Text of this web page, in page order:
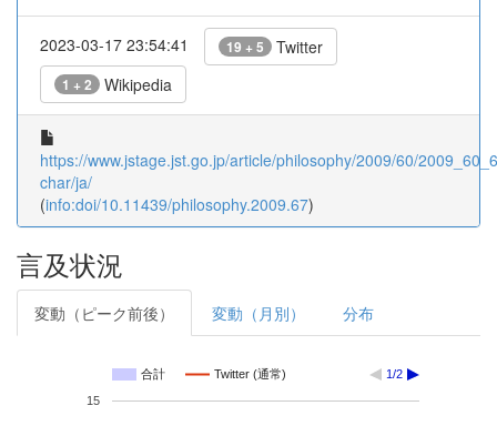
2023-03-17 23:54:41 19 + 5 Twitter
1 + 2 Wikipedia
https://www.jstage.jst.go.jp/article/philosophy/2009/60/
char/ja/
(info:doi/10.11439/philosophy.2009.67)
言及状況
変動（ピーク前後） 変動（月別） 分布
合計 Twitter (通常) 1/2
15